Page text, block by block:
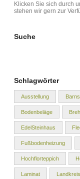
Klicken Sie sich durch
stehen wir gern zur
Suche
Schlagwörter
Ausstellung
Bodenbeläge
EdelSteinhaus
Fußbodenheizung
Hochflorteppich
Laminat